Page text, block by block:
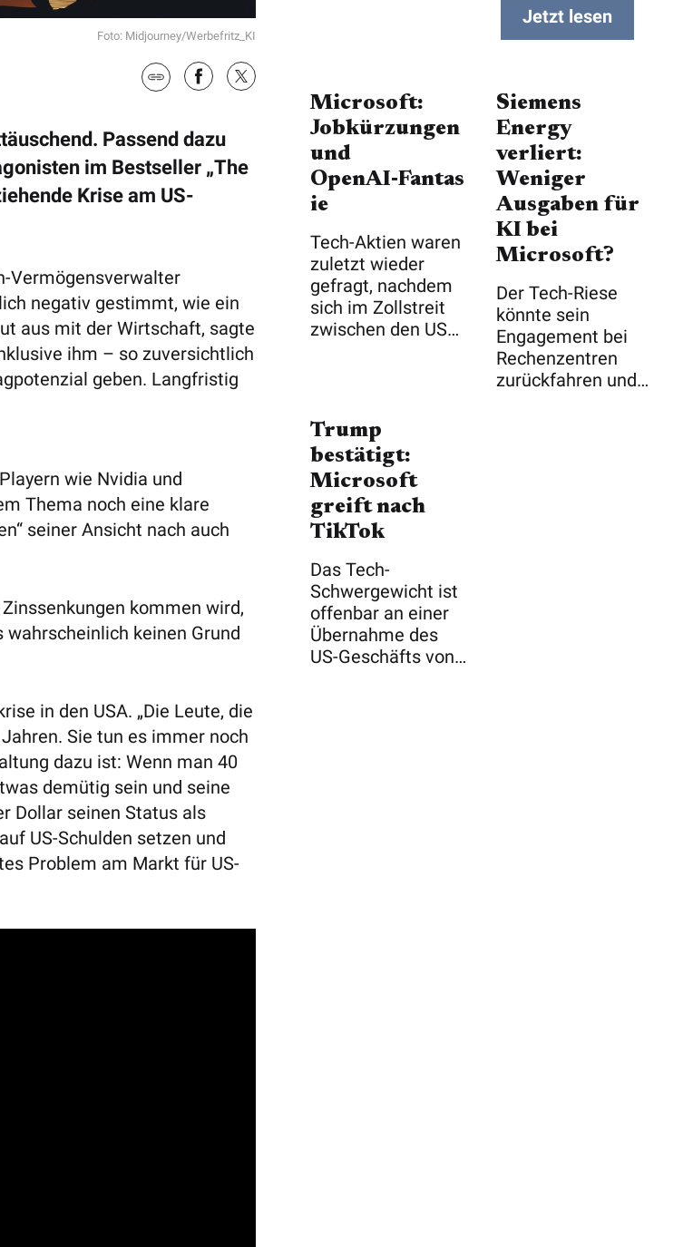
Foto: Midjourney/Werbefritz_KI
Passend dazu
im Bestseller „The
Krise am US-
Vermögensverwalter
negativ gestimmt, wie ein
aus mit der Wirtschaft, sagte
ihm – so zuversichtlich
geben. Langfristig
wie Nvidia und
Thema noch eine klare
seiner Ansicht nach auch
kommen wird,
wahrscheinlich keinen Grund
in den USA. „Die Leute, die
Sie tun es immer noch
dazu ist: Wenn man 40
demütig sein und seine
Dollar seinen Status als
US-Schulden setzen und
Problem am Markt für US-
Jetzt lesen
Microsoft:
Jobkürzungen
und
OpenAI‑Fantas
ie
Tech-Aktien waren
zuletzt wieder
gefragt, nachdem
sich im Zollstreit
zwischen den USA
Siemens
Energy
verliert:
Weniger
Ausgaben für
KI bei
Microsoft?
Der Tech-Riese
könnte sein
Engagement bei
Rechenzentren
zurückfahren und
Trump
bestätigt:
Microsoft
greift nach
TikTok
Das Tech-
Schwergewicht ist
offenbar an einer
Übernahme des
US-Geschäfts von